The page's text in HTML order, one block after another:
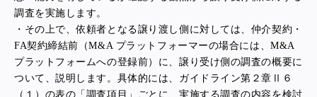
調査を実施します。
・その上で、依頼者となる譲り渡し側に対しては、仲介契約・
FA契約締結前（M&A プラットフォーマーの場合には、M&A
プラットフォームへの登録前）に、譲り受け側の調査の概要に
ついて、説明します。具体的には、ガイドライン第２章Ⅱ６
（１）の表の「調査項目」ごとに、実施する調査の内容を検討